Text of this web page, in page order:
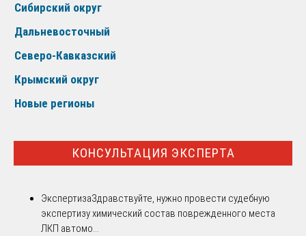
Сибирский округ
Дальневосточный
Северо-Кавказский
Крымский округ
Новые регионы
КОНСУЛЬТАЦИЯ ЭКСПЕРТА
ЭкспертизаЗдравствуйте, нужно провести судебную
экспертизу химический состав поврежденного места
ЛКП автомо...